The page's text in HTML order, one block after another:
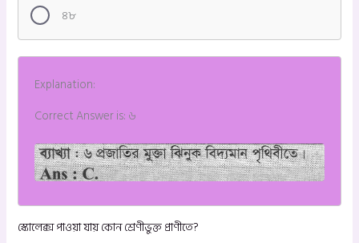
৪৮
Explanation:
Correct Answer is: ৬
স্কোলেক্স পাওয়া যায় কোন শ্রেণীভুক্ত প্রাণীতে?